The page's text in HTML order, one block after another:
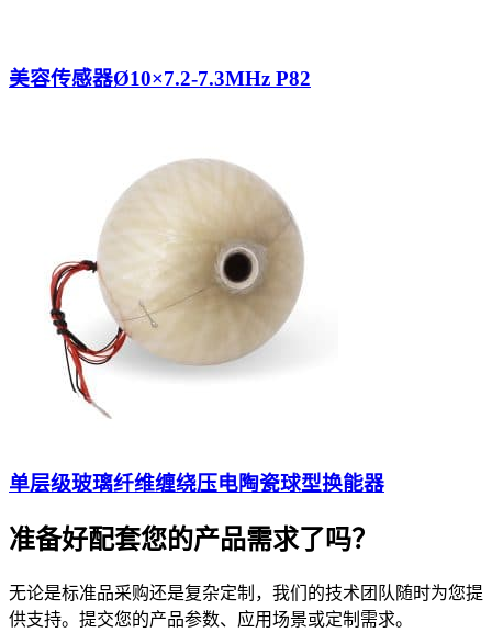
美容传感器Ø10×7.2-7.3MHz P82
单层级玻璃纤维缠绕压电陶瓷球型换能器
准备好配套您的产品需求了吗？
无论是标准品采购还是复杂定制，我们的技术团队随时为您提
供支持。提交您的产品参数、应用场景或定制需求。